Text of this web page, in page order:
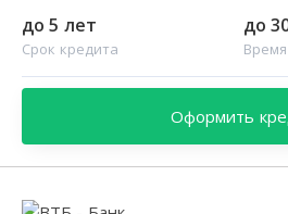
до 5 лет
Срок кредита
до
Оформить